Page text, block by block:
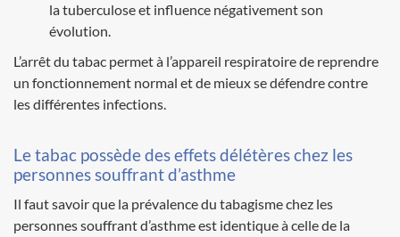
la tuberculose et influence négativement son
évolution.
L’arrêt du tabac permet à l’appareil respiratoire de reprendre
un fonctionnement normal et de mieux se défendre contre
les différentes infections.
Le tabac possède des effets délétères chez les
personnes souffrant d’asthme
Il faut savoir que la prévalence du tabagisme chez les
personnes souffrant d’asthme est identique à celle de la